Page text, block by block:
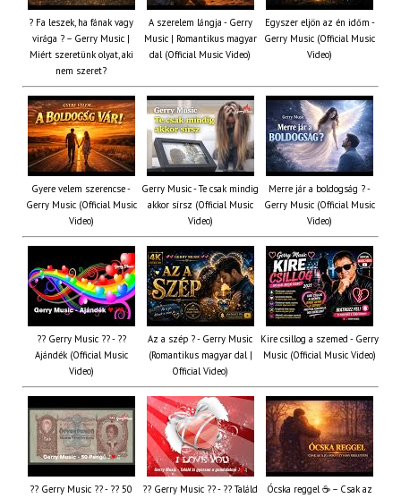
? Fa leszek, ha fának vagy
virága ? – Gerry Music |
Miért szeretünk olyat, aki
nem szeret?
A szerelem lángja - Gerry
Music | Romantikus magyar
dal (Official Music Video)
Egyszer eljön az én időm -
Gerry Music (Official Music
Video)
Gyere velem szerencse -
Gerry Music (Official Music
Video)
Gerry Music - Te csak mindig
akkor sírsz (Official Music
Video)
Merre jár a boldogság ? -
Gerry Music (Official Music
Video)
?? Gerry Music ?? - ??
Ajándék (Official Music
Video)
Az a szép ? - Gerry Music
(Romantikus magyar dal |
Official Video)
Kire csillog a szemed - Gerry
Music (Official Music Video)
?? Gerry Music ?? - ?? 50
?? Gerry Music ?? - ?? Találd
Ócska reggel ☕ – Csak az